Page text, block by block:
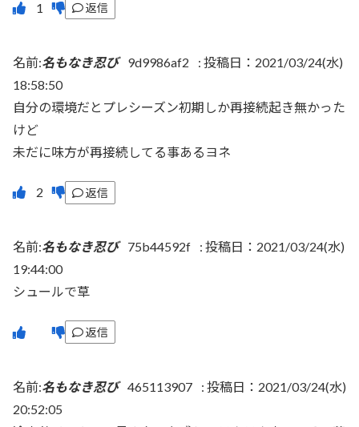
返信
名前:名もなき忍び 9d9986af2 : 投稿日：2021/03/24(水)
18:58:50
自分の環境だとプレシーズン初期しか再接続起き無かった
けど
未だに味方が再接続してる事あるヨネ
返信
名前:名もなき忍び 75b44592f : 投稿日：2021/03/24(水)
19:44:00
シュールで草
返信
名前:名もなき忍び 465113907 : 投稿日：2021/03/24(水)
20:52:05